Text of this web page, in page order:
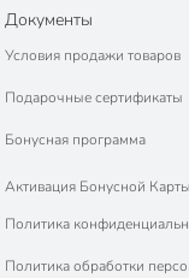
Документы
Условия продажи товаров
Подарочные сертификаты
Бонусная программа
Активация Бонусной Карты
Политика
Политика обработки